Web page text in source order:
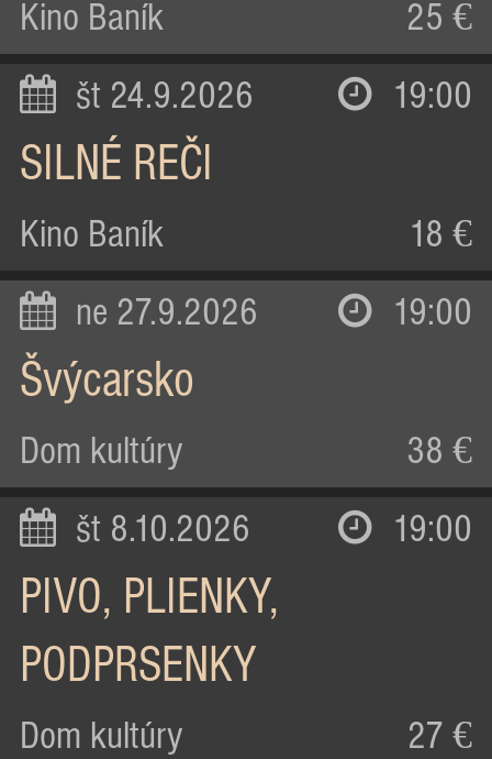
Kino Baník 25 €
št 24.9.2026 19:00
SILNÉ REČI
Kino Baník 18 €
ne 27.9.2026 19:00
Švýcarsko
Dom kultúry 38 €
št 8.10.2026 19:00
PIVO, PLIENKY,
PODPRSENKY
Dom kultúry 27 €